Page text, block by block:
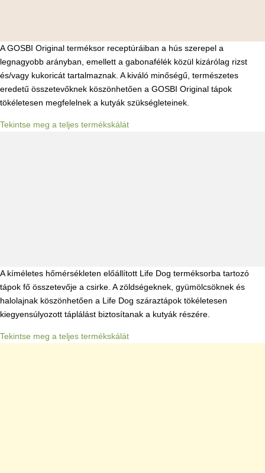
A GOSBI Original terméksor receptúráiban a hús szerepel a
legnagyobb arányban, emellett a gabonafélék közül kizárólag rizst
és/vagy kukoricát tartalmaznak. A kiváló minőségű, természetes
eredetű összetevőknek köszönhetően a GOSBI Original tápok
tökéletesen megfelelnek a kutyák szükségleteinek.
Tekintse meg a teljes termékskálát
A kíméletes hőmérsékleten előállított Life Dog terméksorba tartozó
tápok fő összetevője a csirke. A zöldségeknek, gyümölcsöknek és
halolajnak köszönhetően a Life Dog száraztápok tökéletesen
kiegyensúlyozott táplálást biztosítanak a kutyák részére.
Tekintse meg a teljes termékskálát